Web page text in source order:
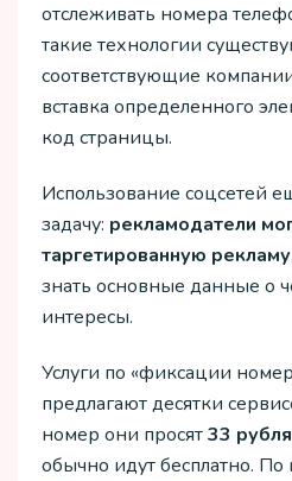
отслеживать номера
такие технологии
соответствующие
вставка определенного
код страницы.
Использование соцсетей
задачу: рекламодатели
таргетированную
знать основные данные о
интересы.
Услуги по «фиксации
предлагают десятки
номер они просят33 рубля
обычно идут бесплатно.